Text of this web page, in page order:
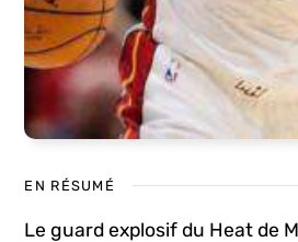
EN RÉSUMÉ
Le guard explosif du Heat de